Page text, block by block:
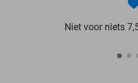
Niet voor niets